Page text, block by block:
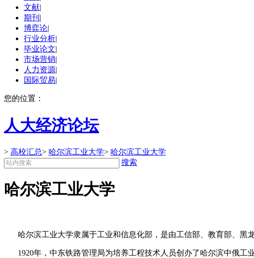
文献|
期刊 |
博弈论|
行业分析|
毕业论文|
市场营销|
人力资源|
国际贸易|
您的位置：
人大经济论坛
> 高校汇总> 哈尔滨工业大学> 哈尔滨工业大学
搜索
哈尔滨工业大学
哈尔滨工业大学隶属于工业和信息化部，是由工信部、教育部、黑
1920年，中东铁路管理局为培养工程技术人员创办了哈尔滨中俄